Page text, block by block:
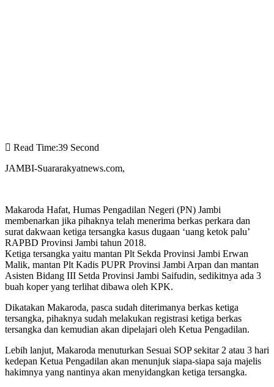
Read Time:39 Second
JAMBI-Suararakyatnews.com,
Makaroda Hafat, Humas Pengadilan Negeri (PN) Jambi
membenarkan jika pihaknya telah menerima berkas perkara dan
surat dakwaan ketiga tersangka kasus dugaan ‘uang ketok palu’
RAPBD Provinsi Jambi tahun 2018.
Ketiga tersangka yaitu mantan Plt Sekda Provinsi Jambi Erwan
Malik, mantan Plt Kadis PUPR Provinsi Jambi Arpan dan mantan
Asisten Bidang III Setda Provinsi Jambi Saifudin, sedikitnya ada 3
buah koper yang terlihat dibawa oleh KPK.
Dikatakan Makaroda, pasca sudah diterimanya berkas ketiga
tersangka, pihaknya sudah melakukan registrasi ketiga berkas
tersangka dan kemudian akan dipelajari oleh Ketua Pengadilan.
Lebih lanjut, Makaroda menuturkan Sesuai SOP sekitar 2 atau 3 hari
kedepan Ketua Pengadilan akan menunjuk siapa-siapa saja majelis
hakimnya yang nantinya akan menyidangkan ketiga tersangka.